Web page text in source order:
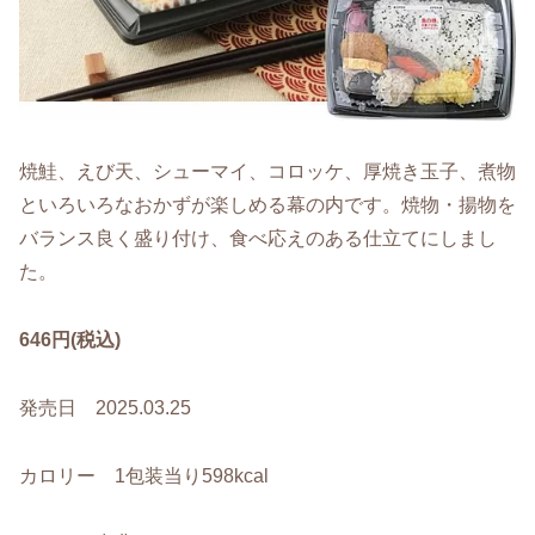
焼鮭、えび天、シューマイ、コロッケ、厚焼き玉子、煮物
といろいろなおかずが楽しめる幕の内です。焼物・揚物を
バランス良く盛り付け、食べ応えのある仕立てにしまし
た。
646円(税込)
発売日 2025.03.25
カロリー 1包装当り598kcal